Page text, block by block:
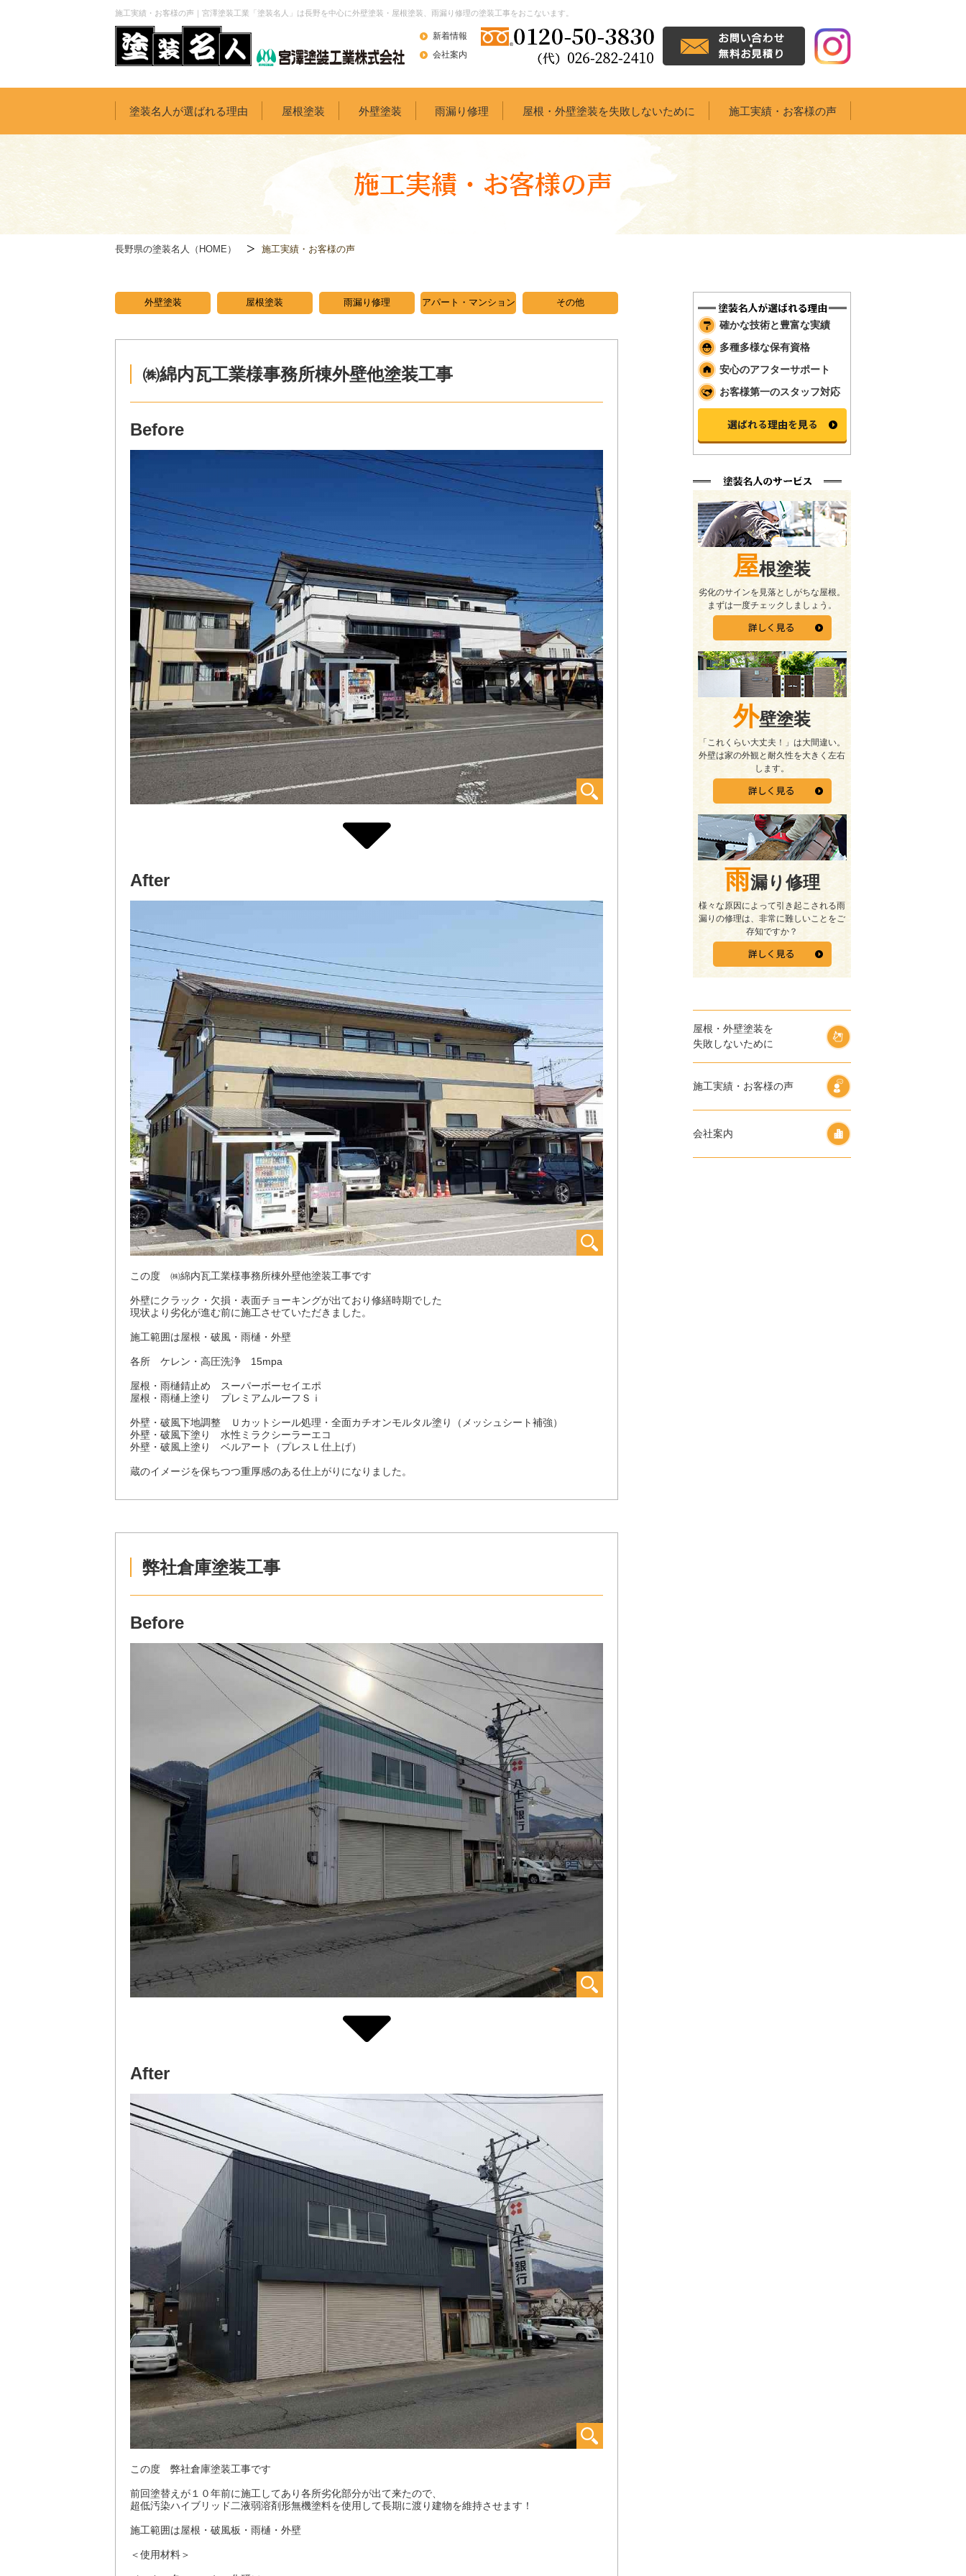
施工実績・お客様の声｜宮澤塗装工業「塗装名人」は長野を中心に外壁塗装・屋根塗装、雨漏り修理の塗装工事をおこないます。
新着情報
会社案内
塗装名人が選ばれる理由 屋根塗装 外壁塗装 雨漏り修理 屋根・外壁塗装を失敗しないために 施工実績・お客様の声
長野県の塗装名人（HOME） 施工実績・お客様の声
外壁塗装 屋根塗装 雨漏り修理 アパート・マンション その他
㈱綿内瓦工業様事務所棟外壁他塗装工事
Before
After
この度 ㈱綿内瓦工業様事務所棟外壁他塗装工事です
外壁にクラック・欠損・表面チョーキングが出ており修繕時期でした
現状より劣化が進む前に施工させていただきました。
施工範囲は屋根・破風・雨樋・外壁
各所 ケレン・高圧洗浄 15mpa
屋根・雨樋錆止め スーパーボーセイエポ
屋根・雨樋上塗り プレミアムルーフＳｉ
外壁・破風下地調整 Ｕカットシール処理・全面カチオンモルタル塗り（メッシュシート補強）
外壁・破風下塗り 水性ミラクシーラーエコ
外壁・破風上塗り ベルアート（プレスＬ仕上げ）
蔵のイメージを保ちつつ重厚感のある仕上がりになりました。
弊社倉庫塗装工事
Before
After
この度 弊社倉庫塗装工事です
前回塗替えが１０年前に施工してあり各所劣化部分が出て来たので、
超低汚染ハイブリッド二液弱溶剤形無機塗料を使用して長期に渡り建物を維持させます！
施工範囲は屋根・破風板・雨樋・外壁
＜使用材料＞
確かな技術と豊富な実績
多種多様な保有資格
安心のアフターサポート
お客様第一のスタッフ対応
屋根塗装
劣化のサインを見落としがちな屋根。
まずは一度チェックしましょう。
外壁塗装
「これくらい大丈夫！」は大間違い。
外壁は家の外観と耐久性を大きく左右
します。
雨漏り修理
様々な原因によって引き起こされる雨
漏りの修理は、非常に難しいことをご
存知ですか？
屋根・外壁塗装を
失敗しないために
施工実績・お客様の声
会社案内